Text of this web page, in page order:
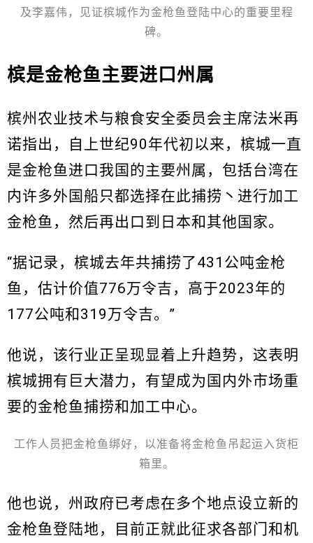
及李嘉伟，见证槟城作为金枪鱼登陆中心的重要里程
碑。
槟是金枪鱼主要进口州属
槟州农业技术与粮食安全委员会主席法米再
诺指出，自上世纪90年代初以来，槟城一直
是金枪鱼进口我国的主要州属，包括台湾在
内许多外国船只都选择在此捕捞丶进行加工
金枪鱼，然后再出口到日本和其他国家。
“据记录，槟城去年共捕捞了431公吨金枪
鱼，估计价值776万令吉，高于2023年的
177公吨和319万令吉。”
他说，该行业正呈现显着上升趋势，这表明
槟城拥有巨大潜力，有望成为国内外市场重
要的金枪鱼捕捞和加工中心。
工作人员把金枪鱼绑好，以准备将金枪鱼吊起运入货柜
箱里。
他也说，州政府已考虑在多个地点设立新的
金枪鱼登陆地，目前正就此征求各部门和机